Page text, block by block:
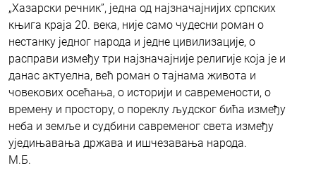
„Хазарски речник”, једна од најзначајнијих српских
књига краја 20. века, није само чудесни роман о
нестанку једног народа и једне цивилизације, о
расправи између три најзначајније религије која је и
данас актуелна, већ роман о тајнама живота и
човекових осећања, о историји и савремености, о
времену и простору, о пореклу људског бића између
неба и земље и судбини савременог света између
уједињавања држава и ишчезавања народа.
М.Б.